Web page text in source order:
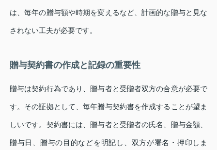
は、毎年の贈与額や時期を変えるなど、計画的な贈与と見な
されない工夫が必要です。
贈与契約書の作成と記録の重要性
贈与は契約行為であり、贈与者と受贈者双方の合意が必要で
す。その証拠として、毎年贈与契約書を作成することが望ま
しいです。契約書には、贈与者と受贈者の氏名、贈与金額、
贈与日、贈与の目的などを明記し、双方が署名・押印しま